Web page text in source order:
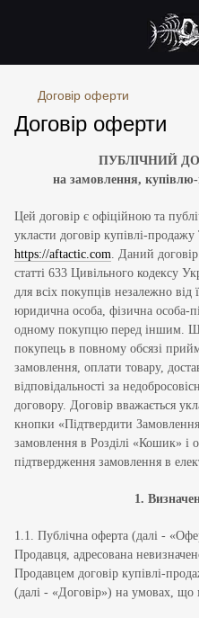
Договір оферти
Договір оферти
ПУБЛІЧНИЙ
на замовлення, купівлю-
Цей договір є офіційною та
укласти договір купівлі-
https://aftactic.com. Даний
статті 633 Цивільного кодексу
для всіх покупців незалежно від
юридична особа, фізична особа-
одному покупцю перед іншим.
покупець в повному обсязі
замовлення, оплати товару,
відповідальності за
договору. Договір вважається
кнопки «Підтвердити
замовлення в Розділі «Кошик»
підтвердження замовлення в
1.
1.1. Публічна оферта (далі -
Продавця, адресована
Продавцем договір купівлі-
(далі - «Договір») на умовах, що